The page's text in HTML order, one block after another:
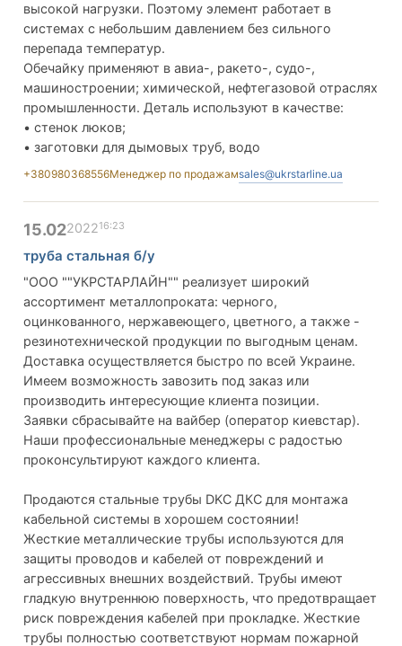
высокой нагрузки. Поэтому элемент работает в
системах с небольшим давлением без сильного
перепада температур.
Обечайку применяют в авиа-, ракето-, судо-,
машиностроении; химической, нефтегазовой отраслях
промышленности. Деталь используют в качестве:
• стенок люков;
• заготовки для дымовых труб, водо
+380980368556Менеджер по продажамsales@ukrstarline.ua
15.02202216:23
труба стальная б/у
"ООО ""УКРСТАРЛАЙН"" реализует широкий
ассортимент металлопроката: черного,
оцинкованного, нержавеющего, цветного, а также -
резинотехнической продукции по выгодным ценам.
Доставка осуществляется быстро по всей Украине.
Имеем возможность завозить под заказ или
производить интересующие клиента позиции.
Заявки сбрасывайте на вайбер (оператор киевстар).
Наши профессиональные менеджеры с радостью
проконсультируют каждого клиента.
Продаются стальные трубы DKC ДКС для монтажа
кабельной системы в хорошем состоянии!
Жесткие металлические трубы используются для
защиты проводов и кабелей от повреждений и
агрессивных внешних воздействий. Трубы имеют
гладкую внутреннюю поверхность, что предотвращает
риск повреждения кабелей при прокладке. Жесткие
трубы полностью соответствуют нормам пожарной